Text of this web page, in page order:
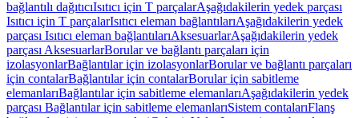
bağlantılı dağıtıcıIsıtıcı için T parçalarAşağıdakilerin yedek parçası
Isıtıcı için T parçalarIsıtıcı eleman bağlantılarıAşağıdakilerin yedek
parçası Isıtıcı eleman bağlantılarıAksesuarlarAşağıdakilerin yedek
parçası AksesuarlarBorular ve bağlantı parçaları için
izolasyonlarBağlantılar için izolasyonlarBorular ve bağlantı parçaları
için contalarBağlantılar için contalarBorular için sabitleme
elemanlarıBağlantılar için sabitleme elemanlarıAşağıdakilerin yedek
parçası Bağlantılar için sabitleme elemanlarıSistem contalarıFlanş